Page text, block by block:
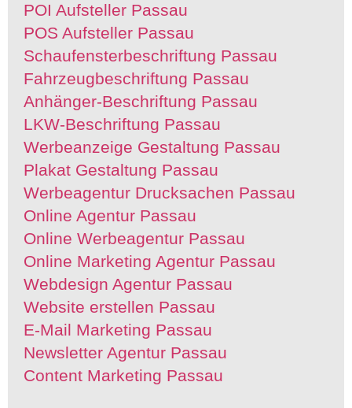
POI Aufsteller Passau
POS Aufsteller Passau
Schaufensterbeschriftung Passau
Fahrzeugbeschriftung Passau
Anhänger-Beschriftung Passau
LKW-Beschriftung Passau
Werbeanzeige Gestaltung Passau
Plakat Gestaltung Passau
Werbeagentur Drucksachen Passau
Online Agentur Passau
Online Werbeagentur Passau
Online Marketing Agentur Passau
Webdesign Agentur Passau
Website erstellen Passau
E-Mail Marketing Passau
Newsletter Agentur Passau
Content Marketing Passau